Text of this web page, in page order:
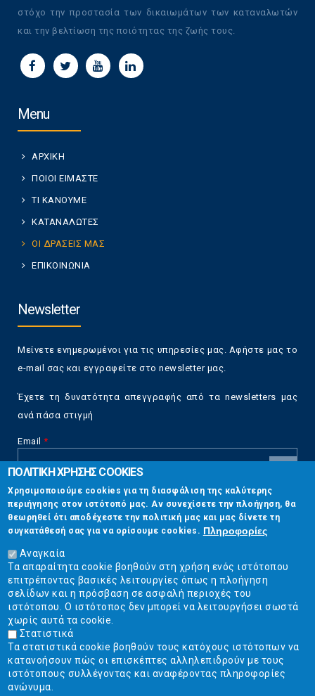
στόχο την προστασία των δικαιωμάτων των καταναλωτών
και την βελτίωση της ποιότητας της ζωής τους.
Menu
ΑΡΧΙΚΗ
ΠΟΙΟΙ ΕΙΜΑΣΤΕ
ΤΙ ΚΑΝΟΥΜΕ
ΚΑΤΑΝΑΛΩΤΕΣ
ΟΙ ΔΡΑΣΕΙΣ ΜΑΣ
ΕΠΙΚΟΙΝΩΝΙΑ
Newsletter
Μείνετε ενημερωμένοι για τις υπηρεσίες μας. Αφήστε μας το
e-mail σας και εγγραφείτε στο newsletter μας.
Έχετε τη δυνατότητα απεγγραφής από τα newsletters μας
ανά πάσα στιγμή
Email *
CAPTCHA
This
question is
for testing
whether or
not you are a
human visitor
and to
prevent
automated
spam
submissions.
5+2
Επικοινωνία
Στουρνάρη 17, Αθήνα 10683
2103304444
info@ekpizo.gr
www.ekpizo.gr
Δευ - Πεμ:10:00 πμ - 2:00 μμ
Σάβ - Κυρ: Κλειστά
ΠΟΛΙΤΙΚΗ ΧΡΗΣΗΣ COOKIES
Χρησιμοποιούμε cookies για τη διασφάλιση της καλύτερης
περιήγησης στον ιστότοπό μας. Αν συνεχίσετε την πλοήγηση, θα
θεωρηθεί ότι αποδέχεστε την πολιτική μας και μας δίνετε τη
συγκατάθεσή σας για να ορίσουμε cookies. Πληροφορίες
Αναγκαία
Τα απαραίτητα cookie βοηθούν στη χρήση ενός ιστότοπου
επιτρέποντας βασικές λειτουργίες όπως η πλοήγηση
σελίδων και η πρόσβαση σε ασφαλή περιοχές του
ιστότοπου. Ο ιστότοπος δεν μπορεί να λειτουργήσει σωστά
χωρίς αυτά τα cookie.
Στατιστικά
Τα στατιστικά cookie βοηθούν τους κατόχους ιστότοπων να
κατανοήσουν πώς οι επισκέπτες αλληλεπιδρούν με τους
ιστότοπους συλλέγοντας και αναφέροντας πληροφορίες
ανώνυμα.